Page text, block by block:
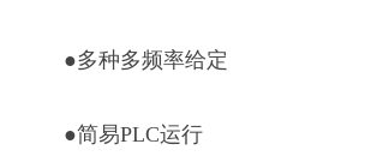
●多种多频率给定
●简易PLC运行